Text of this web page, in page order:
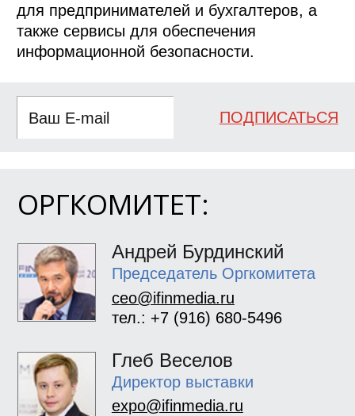
ОРГКОМИТЕТ:
Андрей Бурдинский
Председатель Оргкомитета
ceo@ifinmedia.ru
тел.: +7 (916) 680-5496
Глеб Веселов
Директор выставки
expo@ifinmedia.ru
для предпринимателей и бухгалтеров, а
также сервисы для обеспечения
информационной безопасности.
ПОДПИСАТЬСЯ